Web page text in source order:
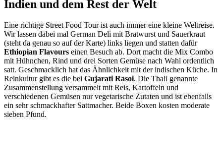
Indien und dem Rest der Welt
Eine richtige Street Food Tour ist auch immer eine kleine Weltreise.
Wir lassen dabei mal German Deli mit Bratwurst und Sauerkraut
(steht da genau so auf der Karte) links liegen und statten dafür
Ethiopian Flavours einen Besuch ab. Dort macht die Mix Combo
mit Hühnchen, Rind und drei Sorten Gemüse nach Wahl ordentlich
satt. Geschmacklich hat das Ähnlichkeit mit der indischen Küche. In
Reinkultur gibt es die bei Gujarati Rasoi. Die Thali genannte
Zusammenstellung versammelt mit Reis, Kartoffeln und
verschiedenen Gemüsen nur vegetarische Zutaten und ist ebenfalls
ein sehr schmackhafter Sattmacher. Beide Boxen kosten moderate
sieben Pfund.